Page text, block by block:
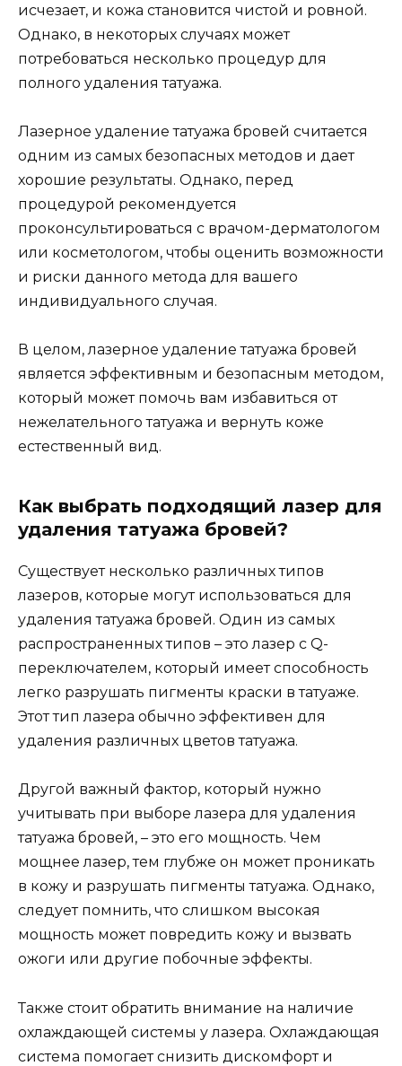
исчезает, и кожа становится чистой и ровной.
Однако, в некоторых случаях может
потребоваться несколько процедур для
полного удаления татуажа.
Лазерное удаление татуажа бровей считается
одним из самых безопасных методов и дает
хорошие результаты. Однако, перед
процедурой рекомендуется
проконсультироваться с врачом-дерматологом
или косметологом, чтобы оценить возможности
и риски данного метода для вашего
индивидуального случая.
В целом, лазерное удаление татуажа бровей
является эффективным и безопасным методом,
который может помочь вам избавиться от
нежелательного татуажа и вернуть коже
естественный вид.
Как выбрать подходящий лазер для
удаления татуажа бровей?
Существует несколько различных типов
лазеров, которые могут использоваться для
удаления татуажа бровей. Один из самых
распространенных типов – это лазер с Q-
переключателем, который имеет способность
легко разрушать пигменты краски в татуаже.
Этот тип лазера обычно эффективен для
удаления различных цветов татуажа.
Другой важный фактор, который нужно
учитывать при выборе лазера для удаления
татуажа бровей, – это его мощность. Чем
мощнее лазер, тем глубже он может проникать
в кожу и разрушать пигменты татуажа. Однако,
следует помнить, что слишком высокая
мощность может повредить кожу и вызвать
ожоги или другие побочные эффекты.
Также стоит обратить внимание на наличие
охлаждающей системы у лазера. Охлаждающая
система помогает снизить дискомфорт и